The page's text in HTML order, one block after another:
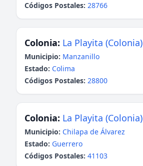
Códigos Postales: 28766
Colonia: La Playita (Colonia)
Municipio: Manzanillo
Estado: Colima
Códigos Postales: 28800
Colonia: La Playita (Colonia)
Municipio: Chilapa de Álvarez
Estado: Guerrero
Códigos Postales: 41103